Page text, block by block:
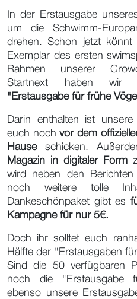
In der Erstausgabe
um die Schwimm-
drehen. Schon jetzt
Exemplar des ersten
Rahmen unserer
Startnext haben wir
"Erstausgabe für frühe
Darin enthalten ist
euch nochvor dem
Hauseschicken.
Magazin in digitaler Form
wird neben den
noch weitere tolle
Dankeschönpaket gibt es
Kampagne für nur 5€.
Doch ihr solltet euch
Hälfte der "Erstausgaben
Sind die 50 verfügbaren
noch die "Erstausgabe
ebenso unsere